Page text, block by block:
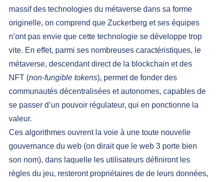
massif des technologies du métaverse dans sa forme
originelle, on comprend que Zuckerberg et ses équipes
n’ont pas envie que cette technologie se développe trop
vite. En effet, parmi ses nombreuses caractéristiques, le
métaverse, descendant direct de la blockchain et des
NFT (non-fungible tokens), permet de fonder des
communautés décentralisées et autonomes, capables de
se passer d’un pouvoir régulateur, qui en ponctionne la
valeur.
Ces algorithmes ouvrent la voie à une toute nouvelle
gouvernance du web (on dirait que le web 3 porte bien
son nom), dans laquelle les utilisateurs définiront les
règles du jeu, resteront propriétaires de de leurs données,